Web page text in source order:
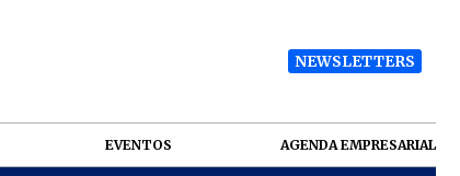
NEWSLETTERS
EVENTOS AGENDA EMPRESARIAL